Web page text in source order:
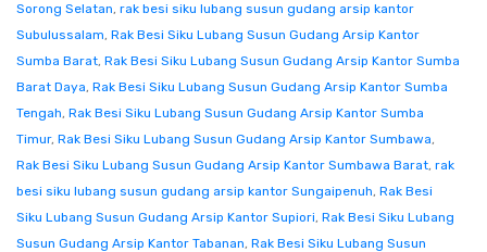
Sorong Selatan, rak besi siku lubang susun gudang arsip kantor
Subulussalam, Rak Besi Siku Lubang Susun Gudang Arsip Kantor
Sumba Barat, Rak Besi Siku Lubang Susun Gudang Arsip Kantor Sumba
Barat Daya, Rak Besi Siku Lubang Susun Gudang Arsip Kantor Sumba
Tengah, Rak Besi Siku Lubang Susun Gudang Arsip Kantor Sumba
Timur, Rak Besi Siku Lubang Susun Gudang Arsip Kantor Sumbawa,
Rak Besi Siku Lubang Susun Gudang Arsip Kantor Sumbawa Barat, rak
besi siku lubang susun gudang arsip kantor Sungaipenuh, Rak Besi
Siku Lubang Susun Gudang Arsip Kantor Supiori, Rak Besi Siku Lubang
Susun Gudang Arsip Kantor Tabanan, Rak Besi Siku Lubang Susun